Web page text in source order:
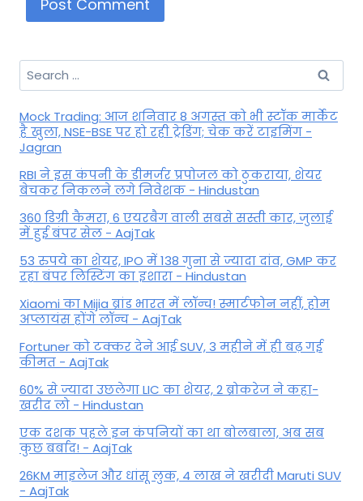
Search
for:
Mock Trading: आज शनिवार 8 अगस्त को भी स्टॉक मार्केट
है खुला, NSE-BSE पर हो रही ट्रेडिंग; चेक करें टाइमिंग -
Jagran
RBI ने इस कंपनी के डीमर्जर प्रपोजल को ठुकराया, शेयर
बेचकर निकलने लगे निवेशक - Hindustan
360 डिग्री कैमरा, 6 एयरबैग वाली सबसे सस्ती कार, जुलाई
में हुई बंपर सेल - AajTak
53 रुपये का शेयर, IPO में 138 गुना से ज्यादा दांव, GMP कर
रहा बंपर लिस्टिंग का इशारा - Hindustan
Xiaomi का Mijia ब्रांड भारत में लॉन्च! स्मार्टफोन नहीं, होम
अप्लायंस होंगे लॉन्च - AajTak
Fortuner को टक्कर देने आई SUV, 3 महीने में ही बढ़ गई
कीमत - AajTak
60% से ज्यादा उछलेगा LIC का शेयर, 2 ब्रोकरेज ने कहा-
खरीद लो - Hindustan
एक दशक पहले इन कंपनियों का था बोलबाला, अब सब
कुछ बर्बाद! - AajTak
26KM माइलेज और धांसू लुक, 4 लाख ने खरीदी Maruti SUV
- AajTak